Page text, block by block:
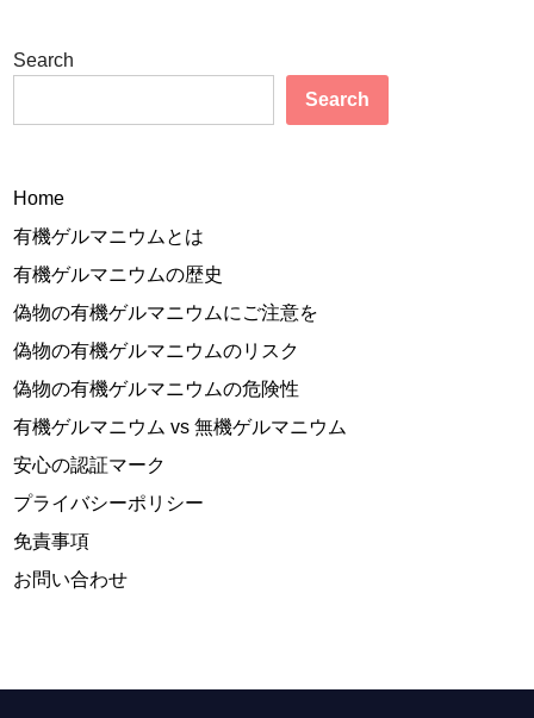
Search
Search
Home
有機ゲルマニウムとは
有機ゲルマニウムの歴史
偽物の有機ゲルマニウムにご注意を
偽物の有機ゲルマニウムのリスク
偽物の有機ゲルマニウムの危険性
有機ゲルマニウム vs 無機ゲルマニウム
安心の認証マーク
プライバシーポリシー
免責事項
お問い合わせ